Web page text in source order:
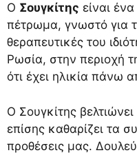
Ο Σουγκίτης είναι
πέτρωμα, γνωστό για
θεραπευτικές του
Ρωσία, στην περιοχή
ότι έχει ηλικία πάνω
Ο Σουγκίτης βελτιώνει
επίσης καθαρίζει τα
προθέσεις μας.